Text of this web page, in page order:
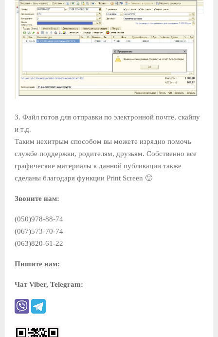
3. Файл готов для отправки по электронной почте, скайпу
и т.д.
Таким нехитрым способом вы можете изрядно помочь
службе поддержки, родителям, друзьям. Собственно все
графические материалы к данной публикации также
сделаны благодаря функции Print Screen 🙂
Звоните нам:
(050)978-88-74
(067)573-70-74
(063)820-61-22
Пишите нам:
Чат Viber, Telegram: